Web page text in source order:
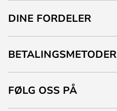
DINE FORDELER
BETALINGSMETODER
FØLG OSS PÅ